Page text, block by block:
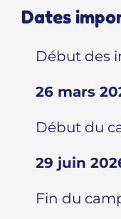
Dates
Début des
26 mars
Début du
29 juin
Fin du